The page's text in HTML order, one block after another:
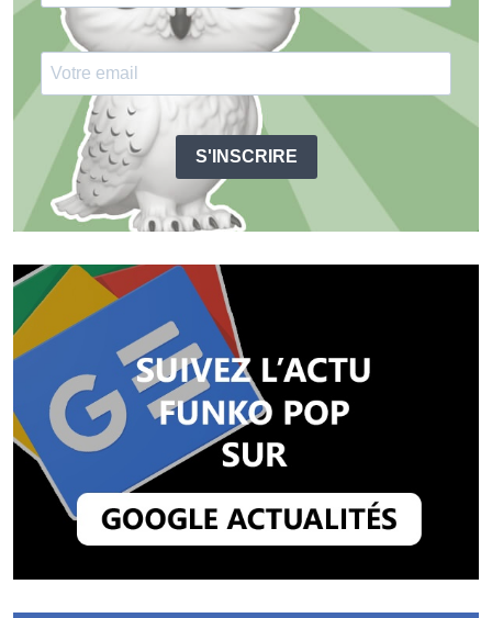
S'INSCRIRE